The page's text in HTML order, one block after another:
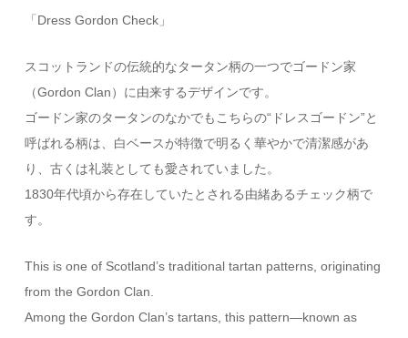
「Dress Gordon Check」
スコットランドの伝統的なタータン柄の一つでゴードン家
（Gordon Clan）に由来するデザインです。
ゴードン家のタータンのなかでもこちらの“ドレスゴードン”と
呼ばれる柄は、白ベースが特徴で明るく華やかで清潔感があ
り、古くは礼装としても愛されていました。
1830年代頃から存在していたとされる由緒あるチェック柄で
す。
This is one of Scotland’s traditional tartan patterns, originating
from the Gordon Clan.
Among the Gordon Clan’s tartans, this pattern—known as